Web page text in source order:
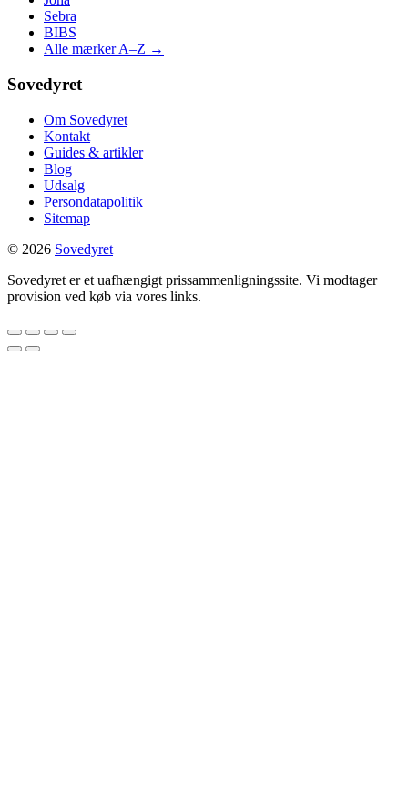
Sebra
BIBS
Alle mærker A–Z →
Sovedyret
Om Sovedyret
Kontakt
Guides & artikler
Blog
Udsalg
Persondatapolitik
Sitemap
© 2026 Sovedyret
Sovedyret er et uafhængigt prissammenligningssite. Vi modtager
provision ved køb via vores links.